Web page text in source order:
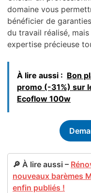
domaine vous
bénéficier de
du travail réalisé, mais
expertise précieuse
À lire aussi : Bon
promo (-31%) sur
Ecoflow 100w
🔎 À lire aussi –
nouveaux barèmes
enfin publiés !